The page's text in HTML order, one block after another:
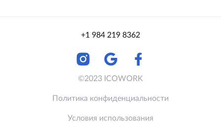
+1 984 219 8362
©2023 ICOWORK
Политика конфиденциальности
Условия использования